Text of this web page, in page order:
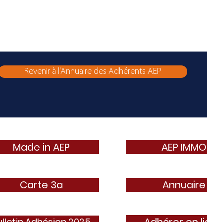
Revenir à l'Annuaire des Adhérents AEP
Made in AEP
Carte 3a
AEP IMMO
Annuaire